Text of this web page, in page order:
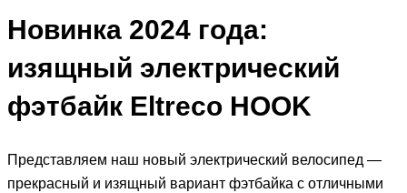
Новинка 2024 года:
изящный электрический
фэтбайк Eltreco HOOK
Представляем наш новый электрический велосипед —
прекрасный и изящный вариант фэтбайка с отличными